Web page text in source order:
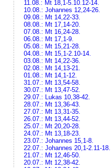
11.08.: Mt 18,1-5.10.12-14.
10.08.: Johannes 12,24-26.
09.08.: Mt 14,22-33.
08.08.: Mt 17,14-20.
07.08.: Mt 16,24-28.
06.08.: Mt 17,1-9.
05.08.: Mt 15,21-28.
04.08.: Mt 15,1-2.10-14.
03.08.: Mt 14,22-36.
02.08.: Mt 14,13-21.
01.08.: Mt 14,1-12.
31.07.: Mt 13,54-58.
30.07.: Mt 13,47-52.
29.07.: Lukas 10,38-42.
28.07.: Mt 13,36-43.
27.07.: Mt 13,31-35.
26.07.: Mt 13,44-52.
25.07.: Mt 20,20-28.
24.07.: Mt 13,18-23.
23.07.: Johannes 15,1-8.
22.07.: Johannes 20,1-2.11-18.
21.07.: Mt 12,46-50.
20.07.: Mt 12,38-42.